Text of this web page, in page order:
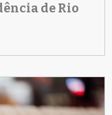
de Rio